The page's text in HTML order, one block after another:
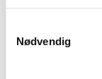
Nødvendig
etage finder du
din egen